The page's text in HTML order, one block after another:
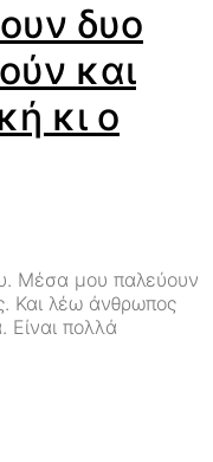
δυο
και
κι ο
Μέσα μου παλεύουν
Και λέω άνθρωπος
Είναι πολλά